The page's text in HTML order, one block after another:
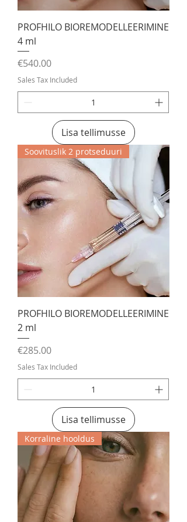
PROFHILO BIOREMODELLEERIMINE
4 ml
Price
€540.00
Sales Tax Included
Lisa tellimusse
Soovituslik 2 protseduuri
PROFHILO BIOREMODELLEERIMINE
2 ml
Price
€285.00
Sales Tax Included
Lisa tellimusse
Korraline hooldus